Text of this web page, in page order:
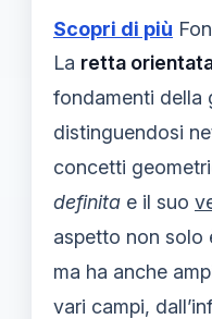
Scopri di più
La retta
fondamenti della
distinguendosi
concetti
definita e il suo
aspetto non solo
ma ha anche
vari campi,